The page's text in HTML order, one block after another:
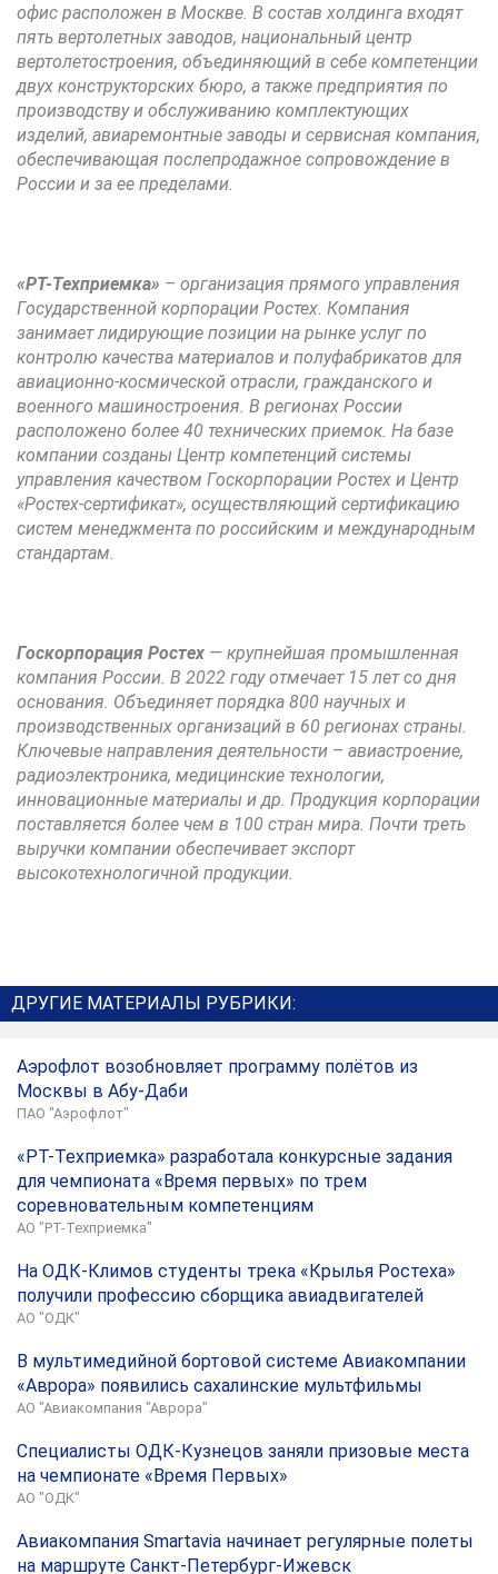
офис расположен в Москве. В состав холдинга входят
пять вертолетных заводов, национальный центр
вертолетостроения, объединяющий в себе компетенции
двух конструкторских бюро, а также предприятия по
производству и обслуживанию комплектующих
изделий, авиаремонтные заводы и сервисная компания,
обеспечивающая послепродажное сопровождение в
России и за ее пределами.
«РТ-Техприемка» – организация прямого управления
Государственной корпорации Ростех. Компания
занимает лидирующие позиции на рынке услуг по
контролю качества материалов и полуфабрикатов для
авиационно-космической отрасли, гражданского и
военного машиностроения. В регионах России
расположено более 40 технических приемок. На базе
компании созданы Центр компетенций системы
управления качеством Госкорпорации Ростех и Центр
«Ростех-сертификат», осуществляющий сертификацию
систем менеджмента по российским и международным
стандартам.
Госкорпорация Ростех — крупнейшая промышленная
компания России. В 2022 году отмечает 15 лет со дня
основания. Объединяет порядка 800 научных и
производственных организаций в 60 регионах страны.
Ключевые направления деятельности – авиастроение,
радиоэлектроника, медицинские технологии,
инновационные материалы и др. Продукция корпорации
поставляется более чем в 100 стран мира. Почти треть
выручки компании обеспечивает экспорт
высокотехнологичной продукции.
ДРУГИЕ МАТЕРИАЛЫ РУБРИКИ:
Аэрофлот возобновляет программу полётов из
Москвы в Абу-Даби
ПАО "Аэрофлот"
«РТ-Техприемка» разработала конкурсные задания
для чемпионата «Время первых» по трем
соревновательным компетенциям
АО "РТ-Техприемка"
На ОДК-Климов студенты трека «Крылья Ростеха»
получили профессию сборщика авиадвигателей
АО "ОДК"
В мультимедийной бортовой системе Авиакомпании
«Аврора» появились сахалинские мультфильмы
АО "Авиакомпания "Аврора"
Специалисты ОДК-Кузнецов заняли призовые места
на чемпионате «Время Первых»
АО "ОДК"
Авиакомпания Smartavia начинает регулярные полеты
на маршруте Санкт-Петербург-Ижевск